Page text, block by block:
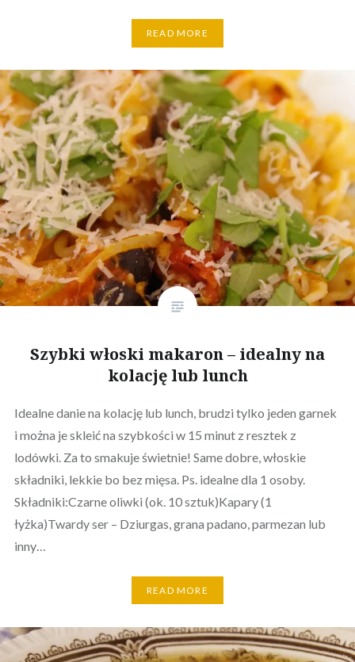
READ MORE
Szybki włoski makaron – idealny na
kolację lub lunch
Idealne danie na kolację lub lunch, brudzi tylko jeden garnek
i można je skleić na szybkości w 15 minut z resztek z
lodówki. Za to smakuje świetnie! Same dobre, włoskie
składniki, lekkie bo bez mięsa. Ps. idealne dla 1 osoby.
Składniki:Czarne oliwki (ok. 10 sztuk)Kapary (1
łyżka)Twardy ser – Dziurgas, grana padano, parmezan lub
inny…
READ MORE